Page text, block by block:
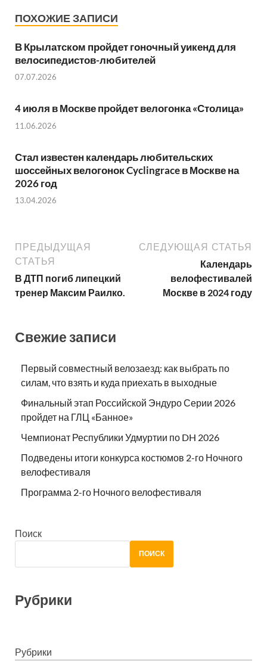
ПОХОЖИЕ ЗАПИСИ
В Крылатском пройдет гоночный уикенд для
велосипедистов-любителей
07.07.2026
4 июля в Москве пройдет велогонка «Столица»
11.06.2026
Стал известен календарь любительских
шоссейных велогонок Cyclingrace в Москве на
2026 год
13.04.2026
ПРЕДЫДУЩАЯ
СТАТЬЯ
В ДТП погиб липецкий
тренер Максим Раилко.
СЛЕДУЮЩАЯ СТАТЬЯ
Календарь
велофестивалей
Москве в 2024 году
Свежие записи
Первый совместный велозаезд: как выбрать по
силам, что взять и куда приехать в выходные
Финальный этап Российской Эндуро Серии 2026
пройдет на ГЛЦ «Банное»
Чемпионат Республики Удмуртии по DH 2026
Подведены итоги конкурса костюмов 2-го Ночного
велофестиваля
Программа 2-го Ночного велофестиваля
Поиск
ПОИСК
Рубрики
Рубрики